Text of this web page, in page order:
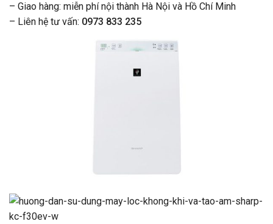
– Giao hàng: miễn phí nội thành Hà Nội và Hồ Chí Minh
– Liên hệ tư vấn: 0973 833 235